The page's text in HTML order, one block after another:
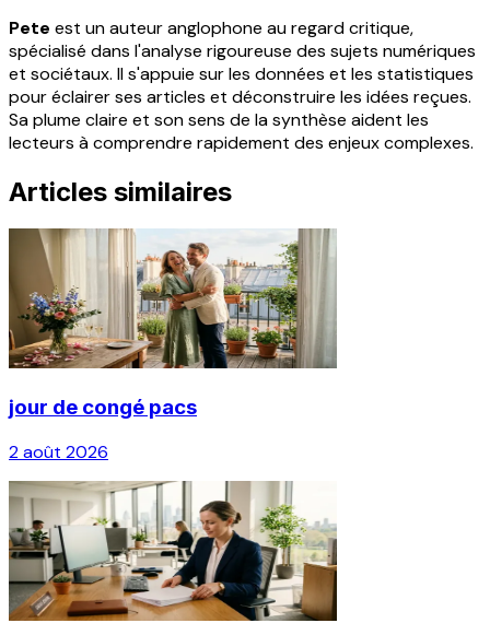
Pete est un auteur anglophone au regard critique,
spécialisé dans l'analyse rigoureuse des sujets numériques
et sociétaux. Il s'appuie sur les données et les statistiques
pour éclairer ses articles et déconstruire les idées reçues.
Sa plume claire et son sens de la synthèse aident les
lecteurs à comprendre rapidement des enjeux complexes.
Articles similaires
jour de congé pacs
2 août 2026